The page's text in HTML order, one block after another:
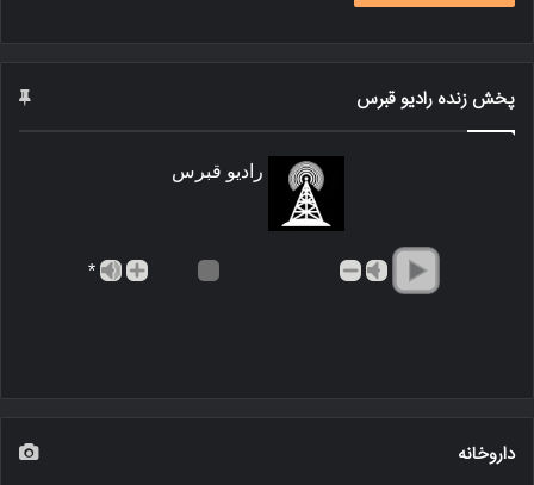
پخش زنده رادیو قبرس
رادیو قبرس
*
داروخانه